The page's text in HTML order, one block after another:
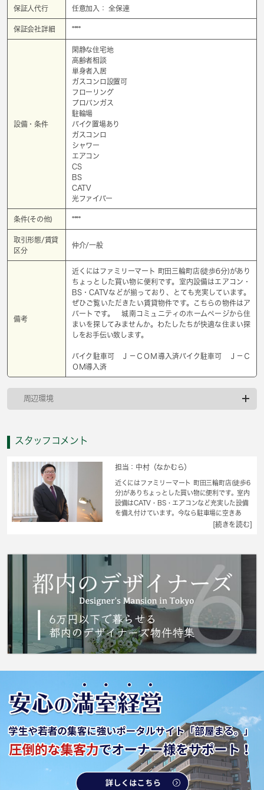
保証人代行 任意加入： 全保連
保証会社詳細 ****
設備・条件
閑静な住宅地
高齢者相談
単身者入居
ガスコンロ設置可
フローリング
プロパンガス
駐輪場
バイク置場あり
ガスコンロ
シャワー
エアコン
CS
BS
CATV
光ファイバー
条件(その他) ****
取引形態/賃貸
区分
仲介/一般
備考
近くにはファミリーマート 町田三輪町店(徒歩6分)があり
ちょっとした買い物に便利です。室内設備はエアコン・
BS・CATVなどが揃っており、とても充実しています。
ぜひご覧いただきたい賃貸物件です。こちらの物件はア
パートです。 城南コミュニティのホームページから住
まいを探してみませんか。わたしたちが快適な住まい探
しをお手伝い致します。
バイク駐車可 Ｊ－ＣＯＭ導入済バイク駐車可 Ｊ－Ｃ
ＯＭ導入済
周辺環境
スタッフコメント
担当：中村（なかむら）
近くにはファミリーマート 町田三輪町店(徒歩6
分)がありちょっとした買い物に便利です。室内
設備はCATV・BS・エアコンなど充実した設備
を備え付けています。今なら駐車場に空きあ
り、お車をお持ちの方に。コートなども扱いや
してくれる要素の一つに、住まいというものが
伝いをさせて下さい。
[続きを読む]